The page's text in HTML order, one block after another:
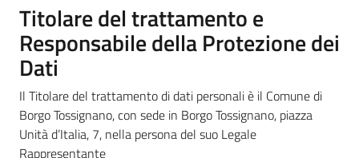
Servizi
on-
line
Titolare del trattamento e
Responsabile della Protezione dei
Dati
Il Titolare del trattamento di dati personali è il Comune di
Borgo Tossignano, con sede in Borgo Tossignano, piazza
Unità d’Italia, 7, nella persona del suo Legale
Rappresentante